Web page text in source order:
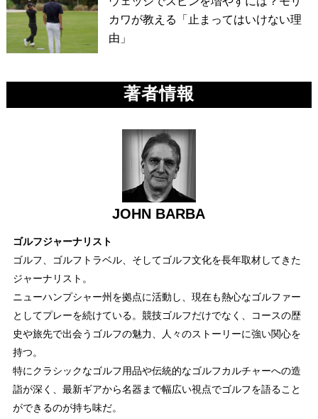
カワが教える「止まってはいけない理
由」
著者情報
JOHN BARBA
ゴルフジャーナリスト
ゴルフ、ゴルフトラベル、そしてゴルフ文化を長年取材してきた
ジャーナリスト。
ニューハンプシャー州を拠点に活動し、現在も熱心なゴルファー
としてプレーを続けている。競技ゴルフだけでなく、コースの歴
史や旅先で出会うゴルフの魅力、人々のストーリーに強い関心を
持つ。
特にクラシックなゴルフ用品や伝統的なゴルフカルチャーへの造
詣が深く、最新ギアから名器まで幅広い視点でゴルフを語ること
ができるのが持ち味だ。